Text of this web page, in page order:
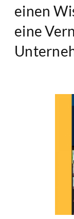
einen
eine